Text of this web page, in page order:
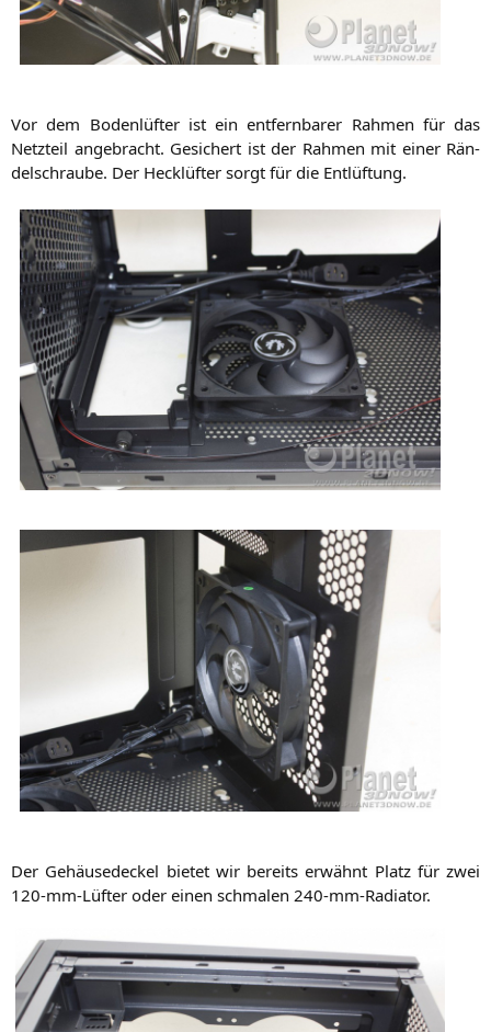
Vor dem Boden­lüf­ter ist ein ent­fern­ba­rer Rah­men für das
Netz­teil ange­bracht. Gesi­chert ist der Rah­men mit einer Rän­
del­schrau­be. Der Heck­lüf­ter sorgt für die Entlüftung.
Der Gehäu­se­de­ckel bie­tet wir bereits erwähnt Platz für zwei
120-mm-Lüf­ter oder einen schma­len 240-mm-Radiator.